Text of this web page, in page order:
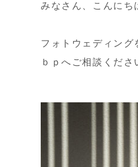
みなさん、こんにち
フォトウェディング
ｂｐへご相談くだ